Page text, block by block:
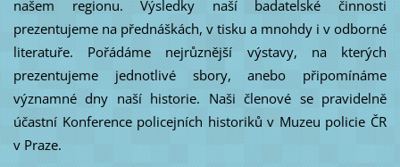
našem regionu. Výsledky naší badatelské činnosti
prezentujeme na přednáškách, v tisku a mnohdy i v odborné
literatuře. Pořádáme nejrůznější výstavy, na kterých
prezentujeme jednotlivé sbory, anebo připomínáme
významné dny naší historie. Naši členové se pravidelně
účastní Konference policejních historiků v Muzeu policie ČR
v Praze.